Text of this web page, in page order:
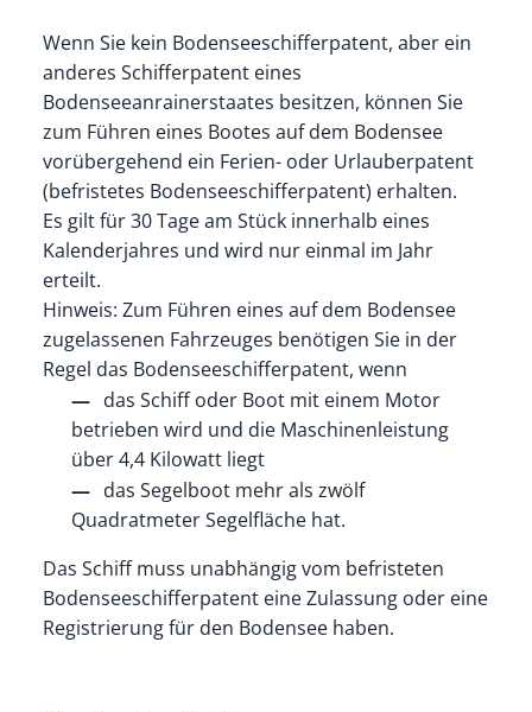
Wenn Sie kein Bodenseeschifferpatent, aber ein
anderes Schifferpatent eines
Bodenseeanrainerstaates besitzen, können Sie
zum Führen eines Bootes auf dem Bodensee
vorübergehend ein Ferien- oder Urlauberpatent
(befristetes Bodenseeschifferpatent) erhalten.
Es gilt für 30 Tage am Stück innerhalb eines
Kalenderjahres und wird nur einmal im Jahr
erteilt.
Hinweis: Zum Führen eines auf dem Bodensee
zugelassenen Fahrzeuges benötigen Sie in der
Regel das Bodenseeschifferpatent, wenn
das Schiff oder Boot mit einem Motor
betrieben wird und die Maschinenleistung
über 4,4 Kilowatt liegt
das Segelboot mehr als zwölf
Quadratmeter Segelfläche hat.
Das Schiff muss unabhängig vom befristeten
Bodenseeschifferpatent eine Zulassung oder eine
Registrierung für den Bodensee haben.